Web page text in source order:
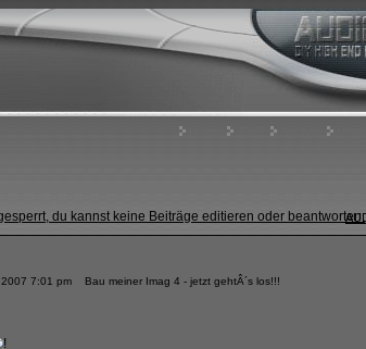
2007 7:01 pm Bau meiner Imag 4 - jetzt gehtÂ´s los!!!